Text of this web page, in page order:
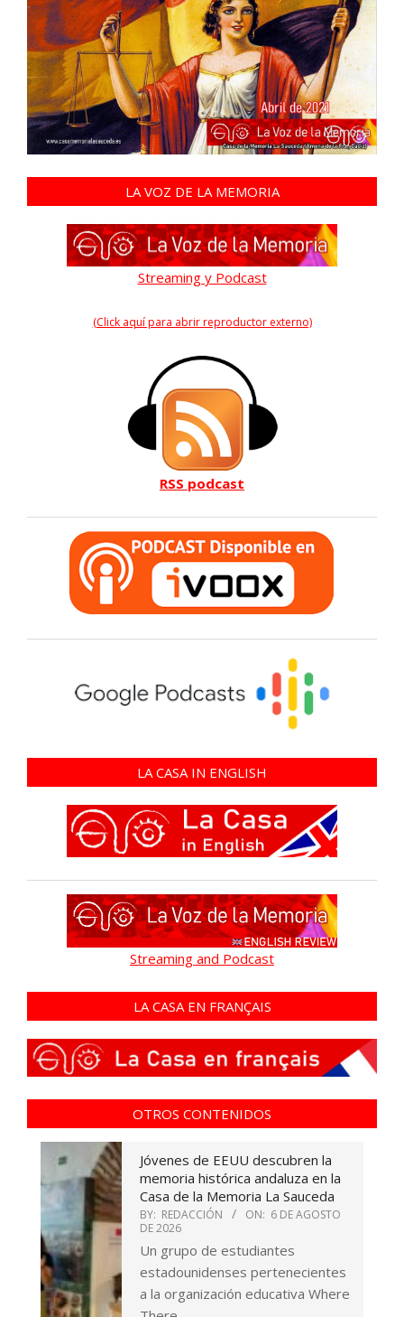
LA VOZ DE LA MEMORIA
Streaming y Podcast
(Click aquí para abrir reproductor externo)
RSS podcast
LA CASA IN ENGLISH
Streaming and Podcast
LA CASA EN FRANÇAIS
OTROS CONTENIDOS
Jóvenes de EEUU descubren la
memoria histórica andaluza en la
Casa de la Memoria La Sauceda
BY: REDACCIÓN ON: 6 DE AGOSTO
DE 2026
Un grupo de estudiantes
estadounidenses pertenecientes
a la organización educativa Where